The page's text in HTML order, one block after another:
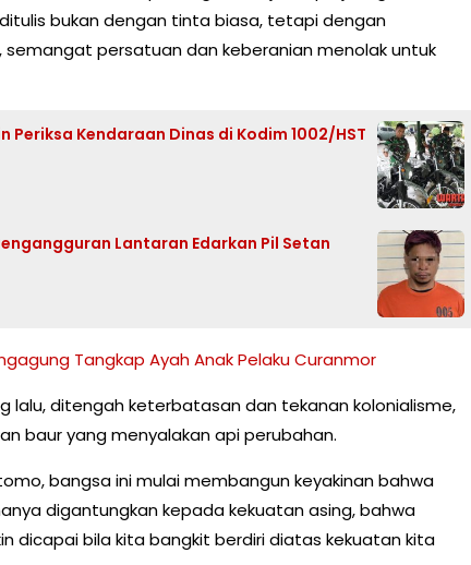
bukan dengan tinta biasa, tetapi dengan
semangat persatuan dan keberanian menolak untuk
Periksa Kendaraan Dinas di Kodim 1002/HST
Lantaran Edarkan Pil Setan
Tangkap Ayah Anak Pelaku Curanmor
lalu, ditengah keterbatasan dan tekanan kolonialisme,
baur yang menyalakan api perubahan.
bangsa ini mulai membangun keyakinan bahwa
digantungkan kepada kekuatan asing, bahwa
dicapai bila kita bangkit berdiri diatas kekuatan kita